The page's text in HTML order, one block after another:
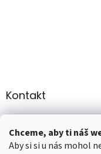
Chceme, aby ti náš
Aby si si u nás mohol
Kontakt
+421 907947783